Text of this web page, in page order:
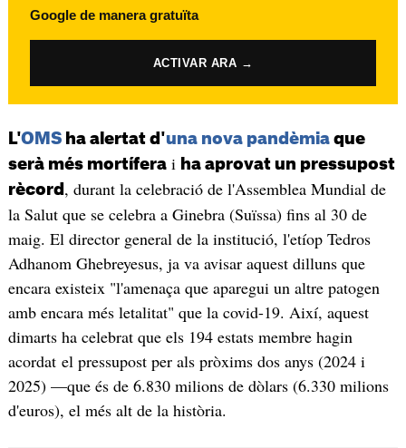
Google de manera gratuïta
ACTIVAR ARA →
L'OMSha alertat d'una nova pandèmiaque
serà més mortíferai ha aprovat un pressupost
rècord , durant la celebració de l'Assemblea Mundial de
la Salut que se celebra a Ginebra (Suïssa) fins al 30 de
maig. El director general de la institució, l'etíop Tedros
Adhanom Ghebreyesus, ja va avisar aquest dilluns que
encara existeix "l'amenaça que aparegui un altre patogen
amb encara més letalitat" que la covid-19. Així, aquest
dimarts ha celebrat que els 194 estats membre hagin
acordat el pressupost per als pròxims dos anys (2024 i
2025) —que és de 6.830 milions de dòlars (6.330 milions
d'euros), el més alt de la història.